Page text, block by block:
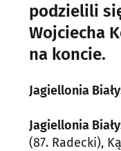
podzielili
Wojciecha
na koncie.
Jagiellonia
Jagiellonia
(87. Radecki),